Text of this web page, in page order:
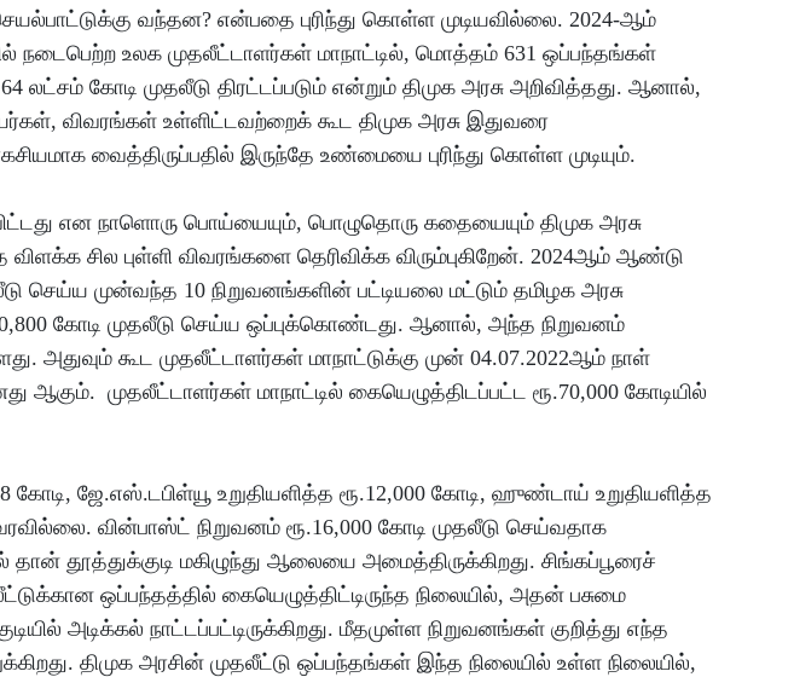
வந்தன? என்பதை புரிந்து கொள்ள முடியவில்லை. 2024-ஆம்
உலக முதலீட்டாளர்கள் மாநாட்டில், மொத்தம் 631 ஒப்பந்தங்கள்
லட்சம் கோடி முதலீடு திரட்டப்படும் என்றும் திமுக அரசு அறிவித்தது. ஆனால்,
விவரங்கள் உள்ளிட்டவற்றைக் கூட திமுக அரசு இதுவரை
வைத்திருப்பதில் இருந்தே உண்மையை புரிந்து கொள்ள முடியும்.
விட்டது என நாளொரு பொய்யையும், பொழுதொரு கதையையும் திமுக அரசு
சில புள்ளி விவரங்களை தெரிவிக்க விரும்புகிறேன். 2024ஆம் ஆண்டு
செய்ய முன்வந்த 10 நிறுவனங்களின் பட்டியலை மட்டும் தமிழக அரசு
கோடி முதலீடு செய்ய ஒப்புக்கொண்டது. ஆனால், அந்த நிறுவனம்
அதுவும் கூட முதலீட்டாளர்கள் மாநாட்டுக்கு முன் 04.07.2022ஆம் நாள்
ஆகும். முதலீட்டாளர்கள் மாநாட்டில் கையெழுத்திடப்பட்ட ரூ.70,000 கோடியில்
ஜே.எஸ்.டபிள்யூ உறுதியளித்த ரூ.12,000 கோடி, ஹுண்டாய் உறுதியளித்த
வின்பாஸ்ட் நிறுவனம் ரூ.16,000 கோடி முதலீடு செய்வதாக
தான் தூத்துக்குடி மகிழுந்து ஆலையை அமைத்திருக்கிறது. சிங்கப்பூரைச்
ஒப்பந்தத்தில் கையெழுத்திட்டிருந்த நிலையில், அதன் பசுமை
அடிக்கல் நாட்டப்பட்டிருக்கிறது. மீதமுள்ள நிறுவனங்கள் குறித்து எந்த
திமுக அரசின் முதலீட்டு ஒப்பந்தங்கள் இந்த நிலையில் உள்ள நிலையில்,